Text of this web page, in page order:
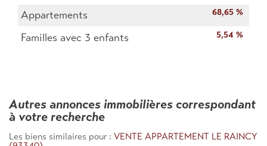
Appartements 68,65 %
Familles avec 3 enfants 5,54 %
autres annonces immobilières correspondant
à votre recherche
Les biens similaires pour : VENTE APPARTEMENT LE RAINCY